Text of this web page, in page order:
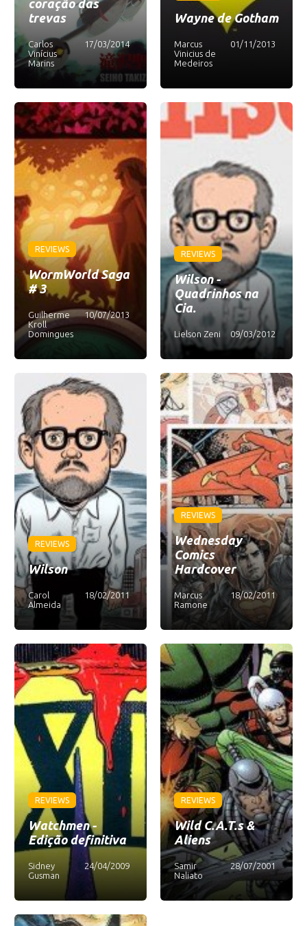
coração das
trevas
Carlos
Vinícius
Marins
17/03/2014
Wayne de Gotham
Marcus
Vinicius de
Medeiros
01/11/2013
REVIEWS
WormWorld Saga
# 3
Guilherme
Kroll
Domingues
10/07/2013
REVIEWS
Wilson -
Quadrinhos na
Cia.
Lielson Zeni 09/03/2012
REVIEWS
Wilson
Carol
Almeida
18/02/2011
REVIEWS
Wednesday
Comics
Hardcover
Marcus
Ramone
18/02/2011
REVIEWS
Watchmen -
Edição definitiva
Sidney
Gusman
24/04/2009
REVIEWS
Wild C.A.T.s &
Aliens
Samir
Naliato
28/07/2001